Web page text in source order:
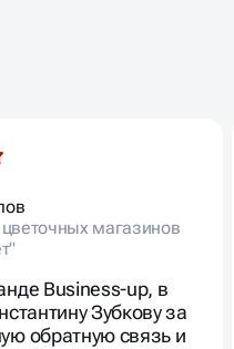
магазинов
Business-up, в
Зубкову за
обратную связь и